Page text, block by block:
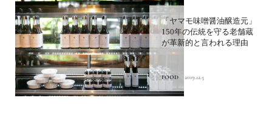
「ヤマモ味噌醤油醸造元」
150年の伝統を守る老舗蔵
が革新的と言われる理由
FOOD 2019.12.5